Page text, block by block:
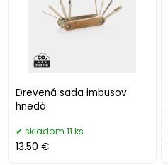
Drevená sada imbusov
hnedá
skladom 11 ks
13.50 €